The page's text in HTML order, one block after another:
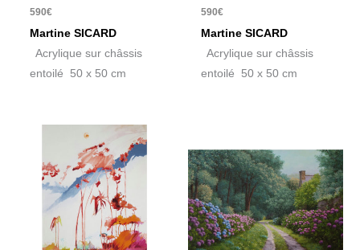
590€
Martine SICARD
Acrylique sur châssis
entoilé 50 x 50 cm
590€
Martine SICARD
Acrylique sur châssis
entoilé 50 x 50 cm